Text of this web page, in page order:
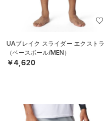
UAブレイク スライダー エクストラ
（ベースボール/MEN）
￥4,620